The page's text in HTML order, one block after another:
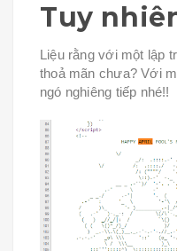
Tuy
Liệu rằng với một lập
thoả mãn chưa? Với
ngó nghiêng tiếp nhé!!